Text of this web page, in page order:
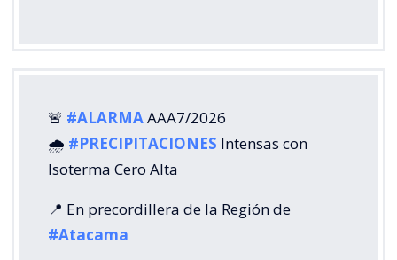
🚨 #ALARMAAAA7/2026
🌧️ #PRECIPITACIONES Intensas con
Isoterma Cero Alta
📍 En precordillera de la Región de
#Atacama